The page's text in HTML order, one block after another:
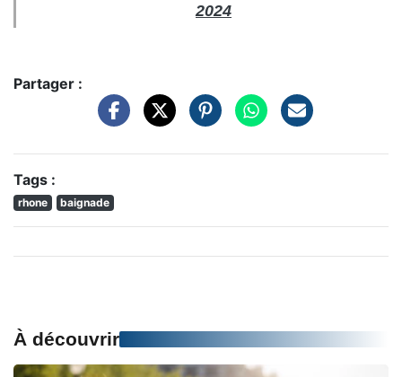
2024
Partager :
Tags :
rhone baignade
À découvrir